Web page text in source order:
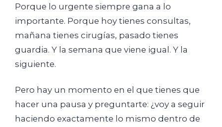
Porque lo urgente siempre gana a lo
importante. Porque hoy tienes consultas,
mañana tienes cirugías, pasado tienes
guardia. Y la semana que viene igual. Y la
siguiente.
Pero hay un momento en el que tienes que
hacer una pausa y preguntarte: ¿voy a seguir
haciendo exactamente lo mismo dentro de